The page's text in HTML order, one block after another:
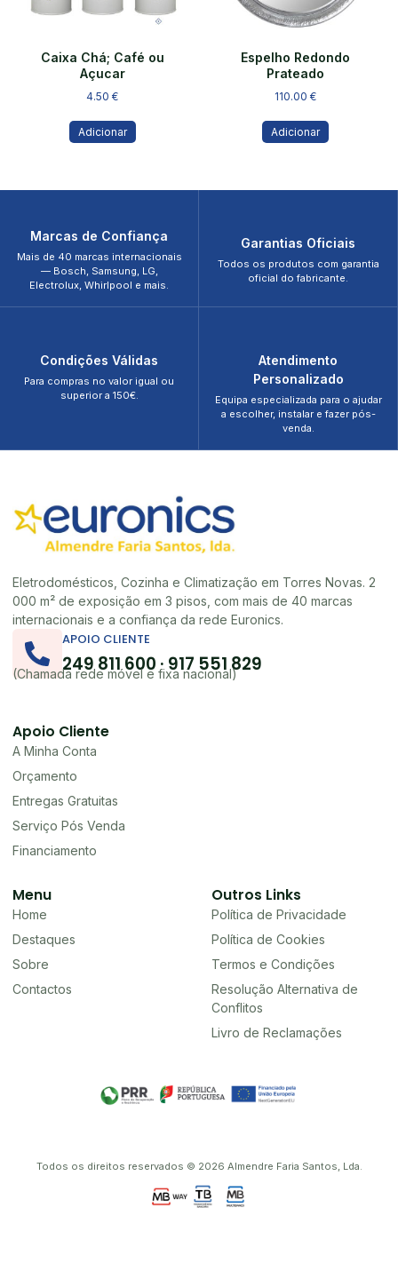
Caixa Chá; Café ou
Açucar
4.50€
Adicionar
Espelho Redondo
Prateado
110.00€
Adicionar
Marcas de Confiança
Mais de 40 marcas internacionais
— Bosch, Samsung, LG,
Electrolux, Whirlpool e mais.
Garantias Oficiais
Todos os produtos com garantia
oficial do fabricante.
Condições Válidas
Para compras no valor igual ou
superior a 150€.
Atendimento
Personalizado
Equipa especializada para o ajudar
a escolher, instalar e fazer pós-
venda.
Eletrodomésticos, Cozinha e Climatização em Torres Novas. 2
000 m² de exposição em 3 pisos, com mais de 40 marcas
internacionais e a confiança da rede Euronics.
APOIO CLIENTE
249 811 600 · 917 551 829
(Chamada rede móvel e fixa nacional)
Apoio Cliente
A Minha Conta
Orçamento
Entregas Gratuitas
Serviço Pós Venda
Financiamento
Menu
Home
Destaques
Sobre
Contactos
Outros Links
Política de Privacidade
Política de Cookies
Termos e Condições
Resolução Alternativa de
Conflitos
Livro de Reclamações
Todos os direitos reservados © 2026 Almendre Faria Santos, Lda.